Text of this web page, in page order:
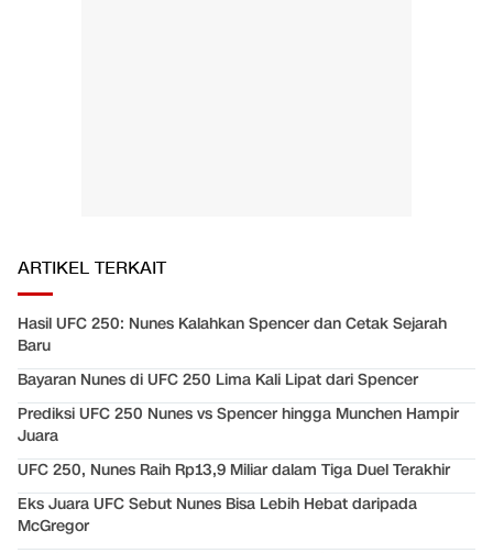
ARTIKEL TERKAIT
Hasil UFC 250: Nunes Kalahkan Spencer dan Cetak Sejarah
Baru
Bayaran Nunes di UFC 250 Lima Kali Lipat dari Spencer
Prediksi UFC 250 Nunes vs Spencer hingga Munchen Hampir
Juara
UFC 250, Nunes Raih Rp13,9 Miliar dalam Tiga Duel Terakhir
Eks Juara UFC Sebut Nunes Bisa Lebih Hebat daripada
McGregor